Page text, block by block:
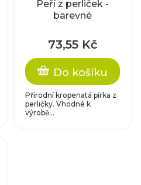
Peří z perliček -
barevné
73,55 Kč
Do košíku
Přírodní kropenatá pírka z
perličky. Vhodné k
výrobě...